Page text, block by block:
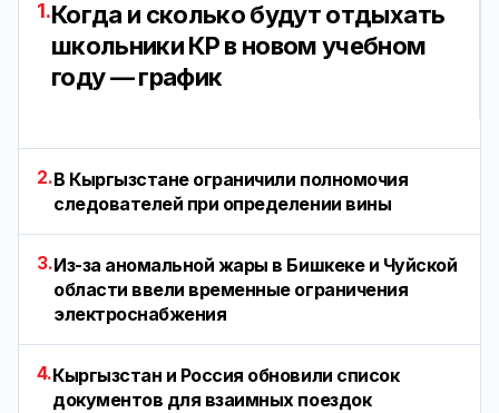
1.Когда и сколько будут отдыхать
школьники КР в новом учебном
году — график
2.В Кыргызстане ограничили полномочия
следователей при определении вины
3.Из-за аномальной жары в Бишкеке и Чуйской
области ввели временные ограничения
электроснабжения
4.Кыргызстан и Россия обновили список
документов для взаимных поездок